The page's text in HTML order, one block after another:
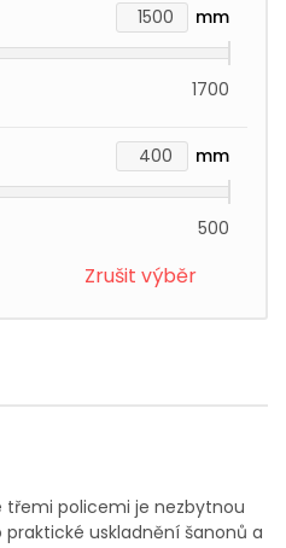
mm
1700
mm
500
Zrušit výběr
třemi policemi je nezbytnou
uskladnění šanonů a